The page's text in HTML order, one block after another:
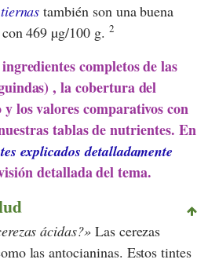
también son una buena
469 µg/100 g. 2
completos de las
, la cobertura del
los valores comparativos con
tablas de nutrientes. En
explicados detalladamente
detallada del tema.
ácidas? Las cerezas
las antocianinas. Estos tintes